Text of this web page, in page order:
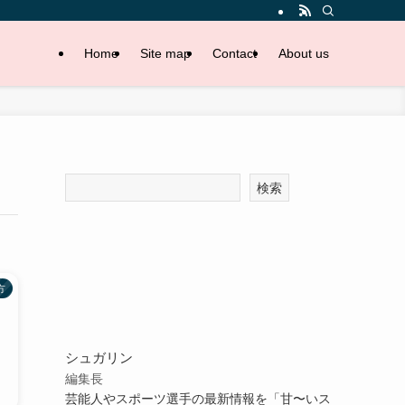
Home Site map Contact About us
検索
シュガリン
編集長
芸能人やスポーツ選手の最新情報を「甘〜いス